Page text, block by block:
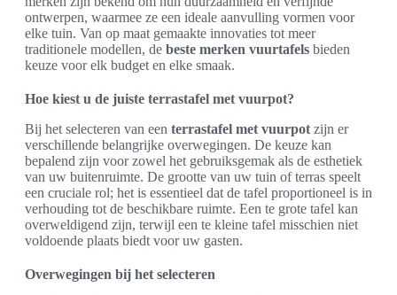
ontwerpen, waarmee ze een ideale aanvulling vormen voor
elke tuin. Van op maat gemaakte innovaties tot meer
traditionele modellen, de beste merken vuurtafels bieden
keuze voor elk budget en elke smaak.
Hoe kiest u de juiste terrastafel met vuurpot?
Bij het selecteren van een terrastafel met vuurpot zijn er
verschillende belangrijke overwegingen. De keuze kan
bepalend zijn voor zowel het gebruiksgemak als de esthetiek
van uw buitenruimte. De grootte van uw tuin of terras speelt
een cruciale rol; het is essentieel dat de tafel proportioneel is in
verhouding tot de beschikbare ruimte. Een te grote tafel kan
overweldigend zijn, terwijl een te kleine tafel misschien niet
voldoende plaats biedt voor uw gasten.
Overwegingen bij het selecteren